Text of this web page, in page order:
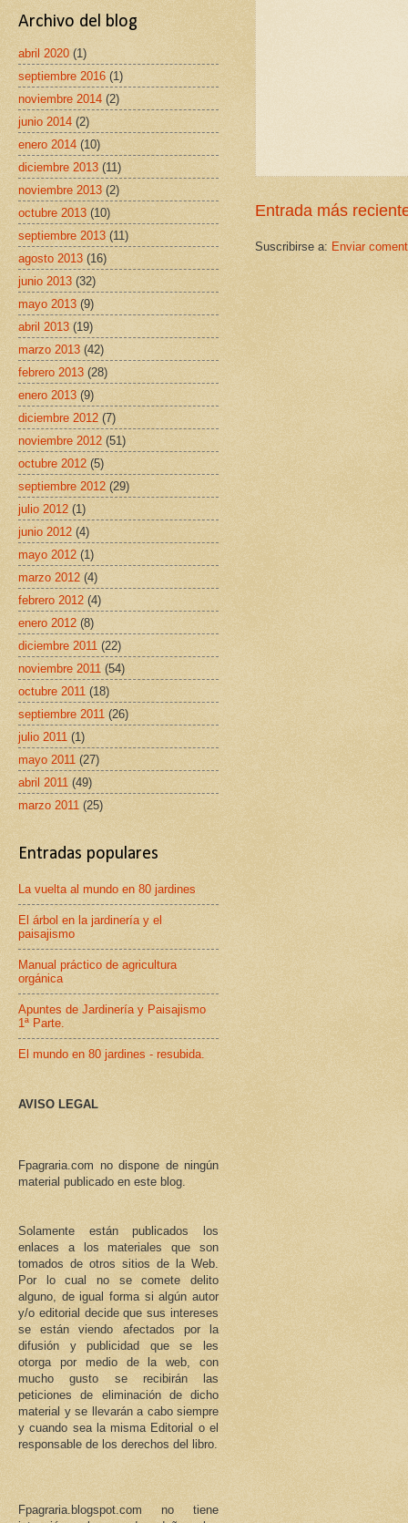
Entrada más
Suscribirse a: Enviar
Archivo del blog
abril 2020 (1)
septiembre 2016 (1)
noviembre 2014 (2)
junio 2014 (2)
enero 2014 (10)
diciembre 2013 (11)
noviembre 2013 (2)
octubre 2013 (10)
septiembre 2013 (11)
agosto 2013 (16)
junio 2013 (32)
mayo 2013 (9)
abril 2013 (19)
marzo 2013 (42)
febrero 2013 (28)
enero 2013 (9)
diciembre 2012 (7)
noviembre 2012 (51)
octubre 2012 (5)
septiembre 2012 (29)
julio 2012 (1)
junio 2012 (4)
mayo 2012 (1)
marzo 2012 (4)
febrero 2012 (4)
enero 2012 (8)
diciembre 2011 (22)
noviembre 2011 (54)
octubre 2011 (18)
septiembre 2011 (26)
julio 2011 (1)
mayo 2011 (27)
abril 2011 (49)
marzo 2011 (25)
Entradas populares
La vuelta al mundo en 80 jardines
El árbol en la jardinería y el
paisajismo
Manual práctico de agricultura
orgánica
Apuntes de Jardinería y Paisajismo
1ª Parte.
El mundo en 80 jardines - resubida.
AVISO LEGAL
Fpagraria.com no dispone de ningún
material publicado en este blog.
Solamente están publicados los
enlaces a los materiales que son
tomados de otros sitios de la Web.
Por lo cual no se comete delito
alguno, de igual forma si algún autor
y/o editorial decide que sus intereses
se están viendo afectados por la
difusión y publicidad que se les
otorga por medio de la web, con
mucho gusto se recibirán las
peticiones de eliminación de dicho
material y se llevarán a cabo siempre
y cuando sea la misma Editorial o el
responsable de los derechos del libro.
Fpagraria.blogspot.com no tiene